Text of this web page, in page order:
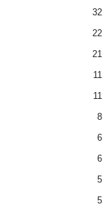
32
22
21
11
11
8
6
6
5
5